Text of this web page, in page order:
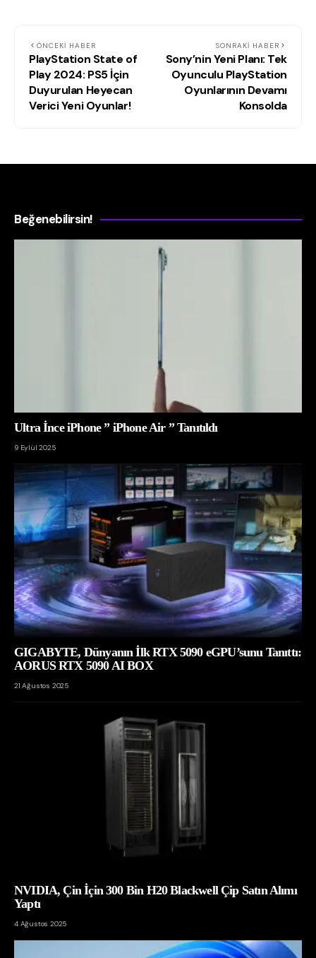
ÖNCEKI HABER
PlayStation State of
Play 2024: PS5 İçin
Duyurulan Heyecan
Verici Yeni Oyunlar!
SONRAKI HABER
Sony’nin Yeni Planı: Tek
Oyunculu PlayStation
Oyunlarının Devamı
Konsolda
Beğenebilirsin!
Ultra İnce iPhone ” iPhone Air ” Tanıtıldı
9 Eylül 2025
GIGABYTE, Dünyanın İlk RTX 5090 eGPU’sunu Tanıttı:
AORUS RTX 5090 AI BOX
21 Ağustos 2025
NVIDIA, Çin İçin 300 Bin H20 Blackwell Çip Satın Alımı
Yaptı
4 Ağustos 2025